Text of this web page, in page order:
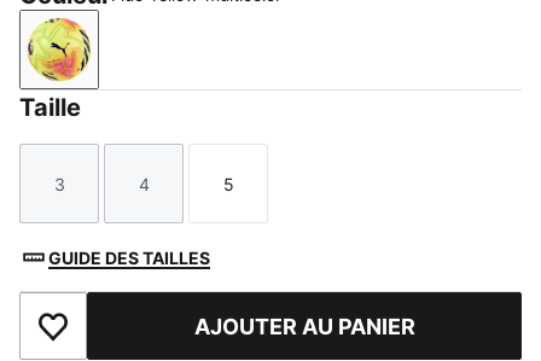
Fluo Yellow-multicolor
Taille
Taille
3
Taille
4
Taille
5
GUIDE DES TAILLES
Ajouter à la liste de souhaits
AJOUTER AU PANIER